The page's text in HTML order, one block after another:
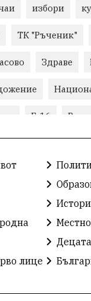
избори
ТК "Ръченик"
Здраве
F-16
лавандула
геноцид
земеделие
РУ- Чирпан
лице